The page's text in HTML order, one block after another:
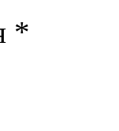
*